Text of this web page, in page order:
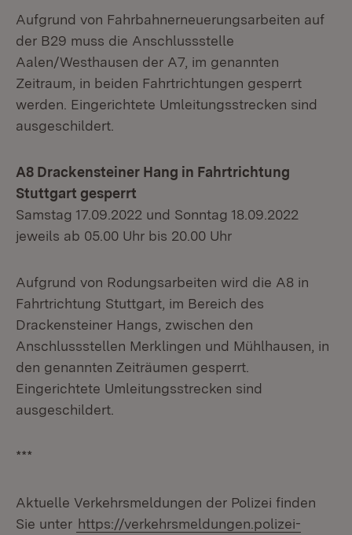
Aufgrund von Fahrbahnerneuerungsarbeiten auf
der B29 muss die Anschlussstelle
Aalen/Westhausen der A7, im genannten
Zeitraum, in beiden Fahrtrichtungen gesperrt
werden. Eingerichtete Umleitungsstrecken sind
ausgeschildert.
A8 Drackensteiner Hang in Fahrtrichtung
Stuttgart gesperrt
Samstag 17.09.2022 und Sonntag 18.09.2022
jeweils ab 05.00 Uhr bis 20.00 Uhr
Aufgrund von Rodungsarbeiten wird die A8 in
Fahrtrichtung Stuttgart, im Bereich des
Drackensteiner Hangs, zwischen den
Anschlussstellen Merklingen und Mühlhausen, in
den genannten Zeiträumen gesperrt.
Eingerichtete Umleitungsstrecken sind
ausgeschildert.
***
Aktuelle Verkehrsmeldungen der Polizei finden
Sie unter https://verkehrsmeldungen.polizei-